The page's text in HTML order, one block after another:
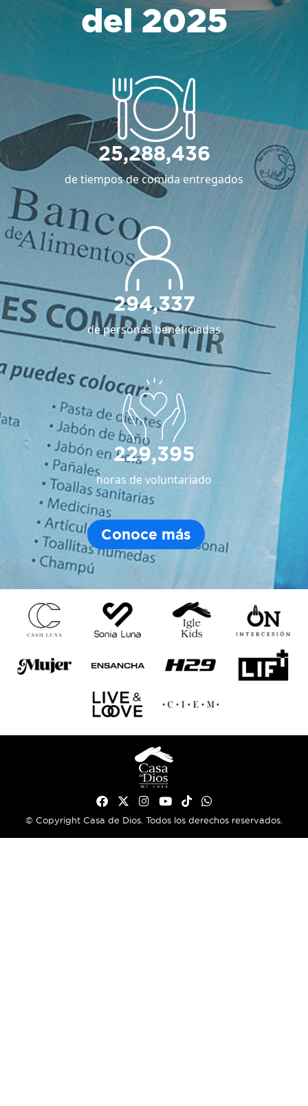
del 2025
25,288,436
de tiempos de comida entregados
294,337
de personas beneficiadas
229,395
horas de voluntariado
Conoce más
© Copyright Casa de Dios. Todos los derechos reservados.